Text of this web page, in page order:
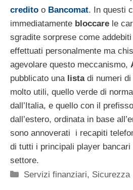
credito o Bancomat. In questi
immediatamente bloccare le
sgradite sorprese come
effettuati personalmente ma
agevolare questo meccanismo,
pubblicato una listadi numeri di
molto utili, quello verde di
dall’Italia, e quello con il
dall’estero, ordinata in base
sono annoverati i recapiti
di tutti i principali player bancari
settore.
Categorie
Servizi finanziari, Sicurezza